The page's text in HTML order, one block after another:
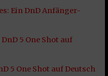
Ein DnD Anfänger-
5 One Shot auf
5 One Shot auf Deutsch